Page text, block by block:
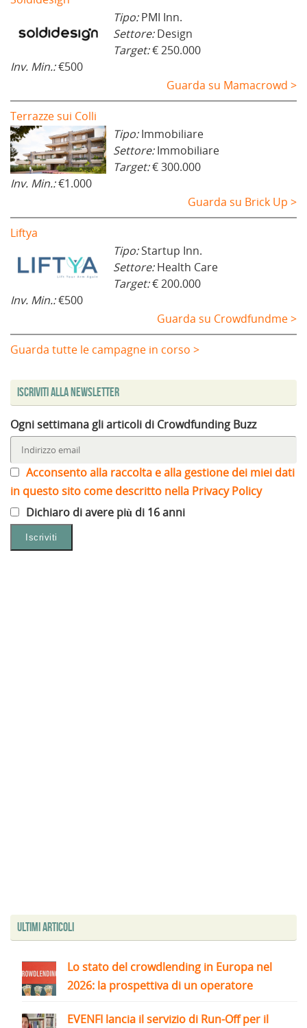
Tipo:PMI Inn.
Settore:Design
Target:€ 250.000
Inv. Min.:€500
Guarda su Mamacrowd >
Terrazze sui Colli
Tipo:Immobiliare
Settore:Immobiliare
Target:€ 300.000
Inv. Min.:€1.000
Guarda su Brick Up >
Liftya
Tipo:Startup Inn.
Settore:Health Care
Target:€ 200.000
Inv. Min.:€500
Guarda su Crowdfundme >
Guarda tutte le campagne in corso >
Iscriviti alla Newsletter
Ogni settimana gli articoli di Crowdfunding Buzz
Acconsento alla raccolta e alla gestione dei miei dati
in questo sito come descritto nella Privacy Policy
Dichiaro di avere più di 16 anni
Ultimi articoli
Lo stato del crowdlending in Europa nel
2026: la prospettiva di un operatore
EVENFI lancia il servizio di Run-Off per il